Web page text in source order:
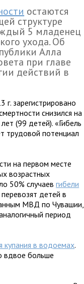
остаются
структуре
5 младенец
ухода. Об
Алла
при главе
действий в
зарегистрировано
снизился на
лет (99 детей).«Гибель
трудовой потенциал
на первом месте
возрастных
50% случаевгибели
детей в
МВД по Чувашии,
период
купания в водоемах.
вдвое больше